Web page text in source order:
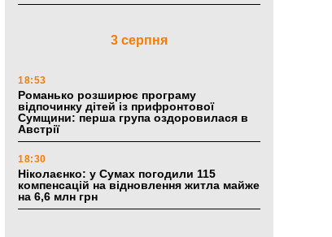
3 серпня
18:53
Романько розширює програму
відпочинку дітей із прифронтової
Сумщини: перша група оздоровилася в
Австрії
18:30
Ніколаєнко: у Сумах погодили 115
компенсацій на відновлення житла майже
на 6,6 млн грн